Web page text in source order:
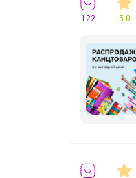
122 5.0